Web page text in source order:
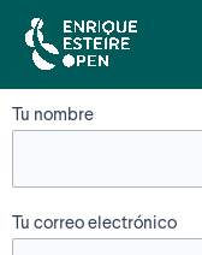
contenido
Tu nombre
Tu correo electrónico